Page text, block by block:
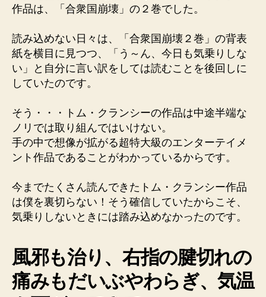
作品は、「合衆国崩壊」の２巻でした。
読み込めない日々は、「合衆国崩壊２巻」の背表
紙を横目に見つつ、「う～ん、今日も気乗りしな
い」と自分に言い訳をしては読むことを後回しに
していたのです。
そう・・・トム・クランシーの作品は中途半端な
ノリでは取り組んではいけない。
手の中で想像が拡がる超特大級のエンターテイメ
ント作品であることがわかっているからです。
今までたくさん読んできたトム・クランシー作品
は僕を裏切らない！そう確信していたからこそ、
気乗りしないときには踏み込めなかったのです。
風邪も治り、右指の腱切れの
痛みもだいぶやわらぎ、気温